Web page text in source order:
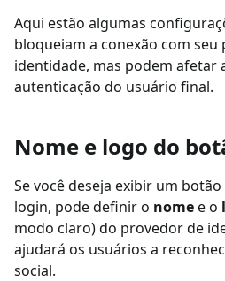
Aqui estão algumas
bloqueiam a conexão com
identidade, mas podem afetar
autenticação do usuário final.
Nome e logo do
Se você deseja exibir um
login, pode definir o nomee o
modo claro) do provedor de
ajudará os usuários a
social.